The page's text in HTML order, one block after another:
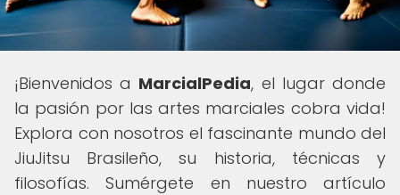
¡Bienvenidos a MarcialPedia, el lugar donde
la pasión por las artes marciales cobra vida!
Explora con nosotros el fascinante mundo del
JiuJitsu Brasileño, su historia, técnicas y
filosofías. Sumérgete en nuestro artículo